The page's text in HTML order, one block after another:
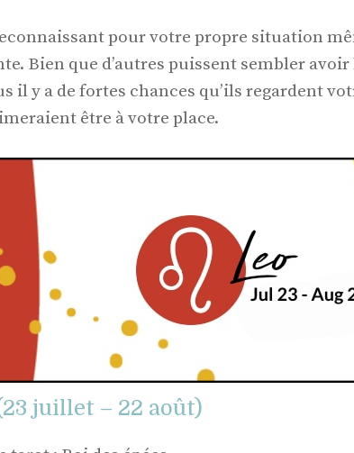
pour votre propre situation
Bien que d’autres puissent sembler
il y a de fortes chances qu’ils regardent
être à votre place.
juillet – 22 août)